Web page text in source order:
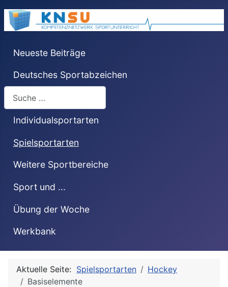
Neueste Beiträge
Deutsches Sportabzeichen
Individualsportarten
Spielsportarten
Weitere Sportbereiche
Sport und ...
Übung der Woche
Werkbank
Aktuelle Seite: Spielsportarten
Hockey
Basiselemente